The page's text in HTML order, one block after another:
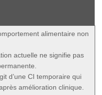
alimentaire non
actuelle ne signifie pas
d’une CI temporaire qui
amélioration clinique.